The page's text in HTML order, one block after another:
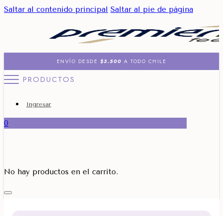
Saltar al contenido principal Saltar al pie de página
ENVÍO DESDE $3.500 A TODO CHILE
PRODUCTOS
Ingresar
0
No hay productos en el carrito.